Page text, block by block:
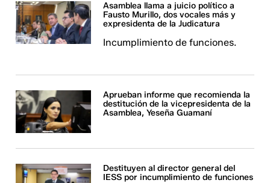
Asamblea llama a juicio político a
Fausto Murillo, dos vocales más y
expresidenta de la Judicatura
Incumplimiento de funciones.
Aprueban informe que recomienda la
destitución de la vicepresidenta de la
Asamblea, Yeseña Guamaní
Destituyen al director general del
IESS por incumplimiento de funciones